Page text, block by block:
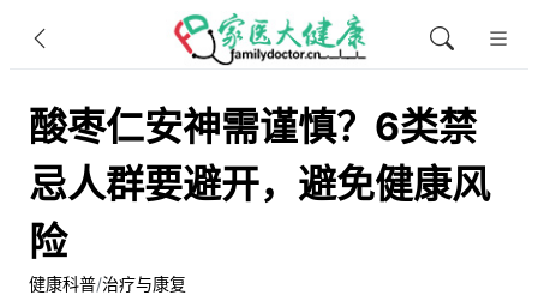
酸枣仁安神需谨慎？6类禁
忌人群要避开，避免健康风
险
健康科普/治疗与康复